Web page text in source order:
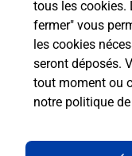
tous les cookies.
fermer" vous
les cookies
seront déposés.
tout moment ou
notre politique
Localiser Liste Boîtes